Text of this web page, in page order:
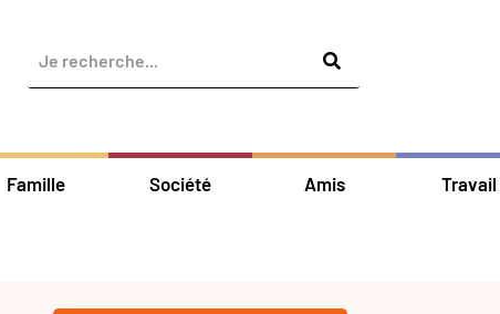
Famille Société Amis Travail